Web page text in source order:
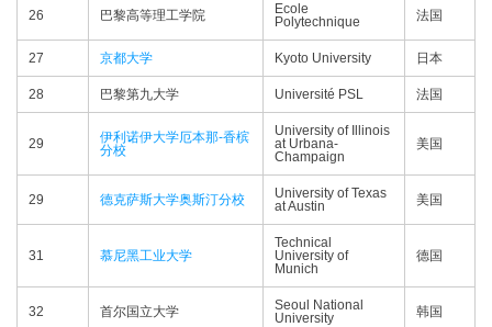
26 巴黎高等理工学院
Ecole
Polytechnique
法国
27 京都大学 Kyoto University 日本
28 巴黎第九大学 Université PSL 法国
29
伊利诺伊大学厄本那-香槟
分校
University of Illinois
at Urbana-
Champaign
美国
29 德克萨斯大学奥斯汀分校
University of Texas
at Austin
美国
31 慕尼黑工业大学
Technical
University of
Munich
德国
32 首尔国立大学
Seoul National
University
韩国